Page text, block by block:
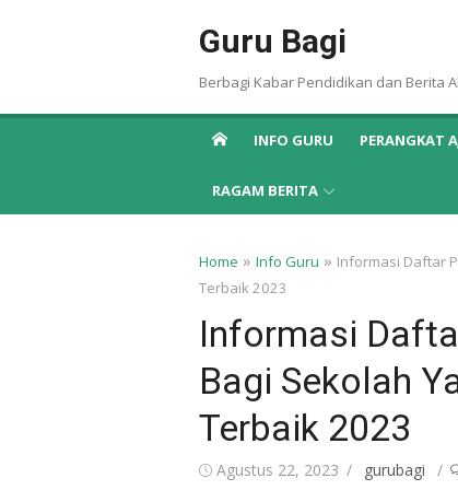
Guru Bagi
Berbagi Kabar Pendidikan dan Berita
INFO GURU PERANGKAT
RAGAM BERITA
Home » Info Guru » Informasi Daftar
Terbaik 2023
Informasi
Bagi Sekolah
Terbaik 2023
Posted
Agustus 22, 2023 Author
gurubagi